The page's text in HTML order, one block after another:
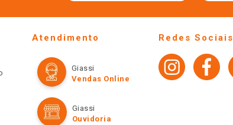
Atendimento
Giassi
Vendas Online
Giassi
Ouvidoria
Redes Sociais